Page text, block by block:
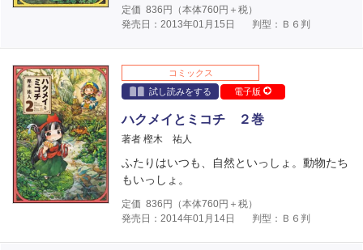
定価 836 円（本体760円＋税）
発売日：2013年01月15日
判型：Ｂ６判
コミックス
試し読みをする
電子版
ハクメイとミコチ ２巻
著者 樫木 祐人
ふたりはいつも、自然といっしょ。動物たち
もいっしょ。
定価 836 円（本体760円＋税）
発売日：2014年01月14日
判型：Ｂ６判